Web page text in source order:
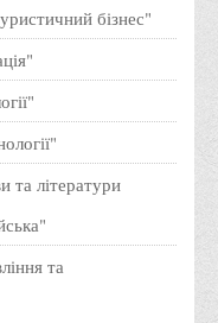
відносини"
справа,